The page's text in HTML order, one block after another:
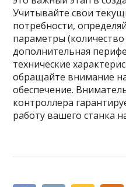
Учитывайте свои
потребности,
параметры
дополнительная
технические
обращайте внимание
обеспечение.
контроллера
работу вашего станка